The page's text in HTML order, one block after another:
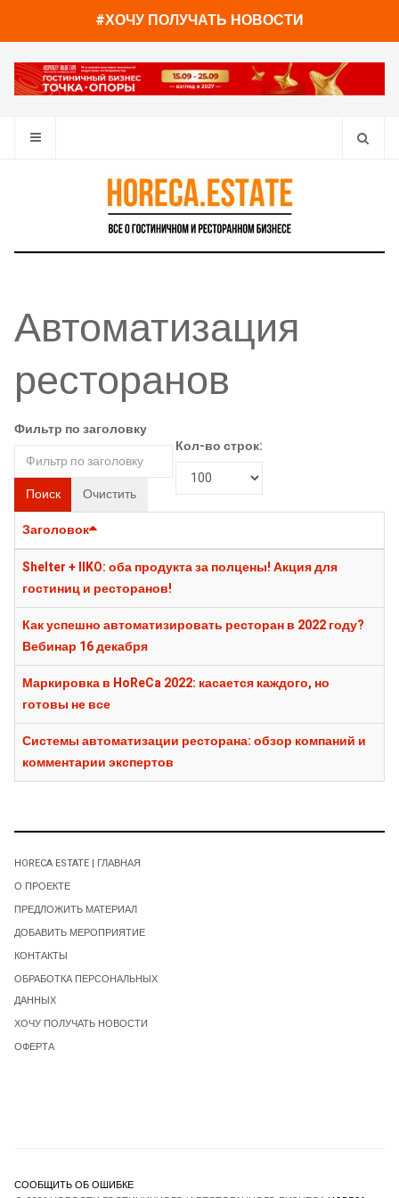
#ХОЧУ ПОЛУЧАТЬ НОВОСТИ
Автоматизация
ресторанов
Фильтр по заголовку
Поиск Очистить
Кол-во строк:
Заголовок
Shelter + IIKO: оба продукта за полцены! Акция для
гостиниц и ресторанов!
Как успешно автоматизировать ресторан в 2022 году?
Вебинар 16 декабря
Маркировка в HoReCa 2022: касается каждого, но
готовы не все
Системы автоматизации ресторана: обзор компаний и
комментарии экспертов
HORECA ESTATE | ГЛАВНАЯ
О ПРОЕКТЕ
ПРЕДЛОЖИТЬ МАТЕРИАЛ
ДОБАВИТЬ МЕРОПРИЯТИЕ
КОНТАКТЫ
ОБРАБОТКА ПЕРСОНАЛЬНЫХ
ДАННЫХ
ХОЧУ ПОЛУЧАТЬ НОВОСТИ
ОФЕРТА
СООБЩИТЬ ОБ ОШИБКЕ